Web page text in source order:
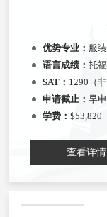
优势专业： 服
语言成绩： 托
SAT： 1290（非
申请截止： 早
学费： $53,820
查看详情